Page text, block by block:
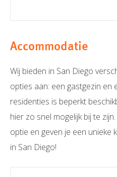
Accommodatie
Wij bieden in San Diego
opties aan: een gastgezin en
residenties is beperkt
hier zo snel mogelijk bij te
optie en geven je een unieke
in San Diego!